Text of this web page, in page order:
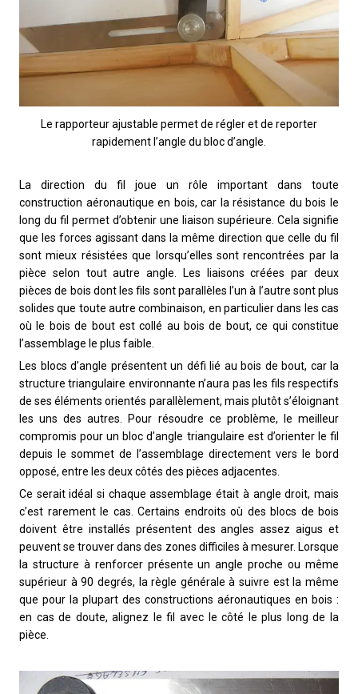
Le rapporteur ajustable permet de régler et de reporter
rapidement l’angle du bloc d’angle.
La direction du fil joue un rôle important dans toute
construction aéronautique en bois, car la résistance du bois le
long du fil permet d’obtenir une liaison supérieure. Cela signifie
que les forces agissant dans la même direction que celle du fil
sont mieux résistées que lorsqu’elles sont rencontrées par la
pièce selon tout autre angle. Les liaisons créées par deux
pièces de bois dont les fils sont parallèles l’un à l’autre sont plus
solides que toute autre combinaison, en particulier dans les cas
où le bois de bout est collé au bois de bout, ce qui constitue
l’assemblage le plus faible.
Les blocs d’angle présentent un défi lié au bois de bout, car la
structure triangulaire environnante n’aura pas les fils respectifs
de ses éléments orientés parallèlement, mais plutôt s’éloignant
les uns des autres. Pour résoudre ce problème, le meilleur
compromis pour un bloc d’angle triangulaire est d’orienter le fil
depuis le sommet de l’assemblage directement vers le bord
opposé, entre les deux côtés des pièces adjacentes.
Ce serait idéal si chaque assemblage était à angle droit, mais
c’est rarement le cas. Certains endroits où des blocs de bois
doivent être installés présentent des angles assez aigus et
peuvent se trouver dans des zones difficiles à mesurer. Lorsque
la structure à renforcer présente un angle proche ou même
supérieur à 90 degrés, la règle générale à suivre est la même
que pour la plupart des constructions aéronautiques en bois :
en cas de doute, alignez le fil avec le côté le plus long de la
pièce.